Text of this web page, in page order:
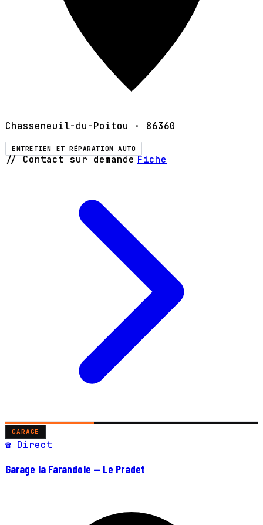
Chasseneuil-du-Poitou · 86360
ENTRETIEN ET RÉPARATION AUTO
// Contact sur demande Fiche
GARAGE
☎ Direct
Garage la Farandole — Le Pradet